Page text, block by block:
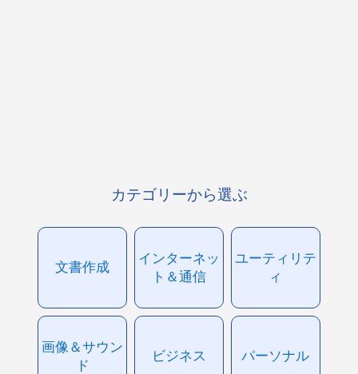
カテゴリーから選ぶ
文書作成
インターネッ
ト＆通信
ユーティリテ
ィ
画像＆サウン
ド
ビジネス パーソナル